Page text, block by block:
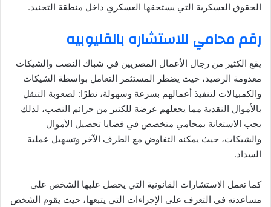
الحقوق العسكرية التي يستحقها العسكري داخل منطقة التجنيد.
رقم محامي للاستشاره بالقليوبيه
يقع الكثير من رجال الأعمال المصريين في شباك النصب والشيكات
معدومة الرصيد، حيث يضطر المستثمر التعامل بواسطة الشيكات
والكمبيالات لتنفيذ أعمالهم بسرعة وسهولة، نظرًا: لصعوبة التنقل
بالأموال النقدية مما يجعلهم عرضة للكثير من جرائم النصب، لذلك
يجب الاستعانة بمحامي متخصص في قضايا تحصيل الأموال
والشيكات، حيث يمكنه التفاوض مع الطرف الآخر وتسهيل عملية
السداد.
كما تعمل الاستشارات القانونية التي يحصل عليها الشخص على
مساعدته في التعرف على الإجراءات التي يتبعها، حيث يقوم الشخص